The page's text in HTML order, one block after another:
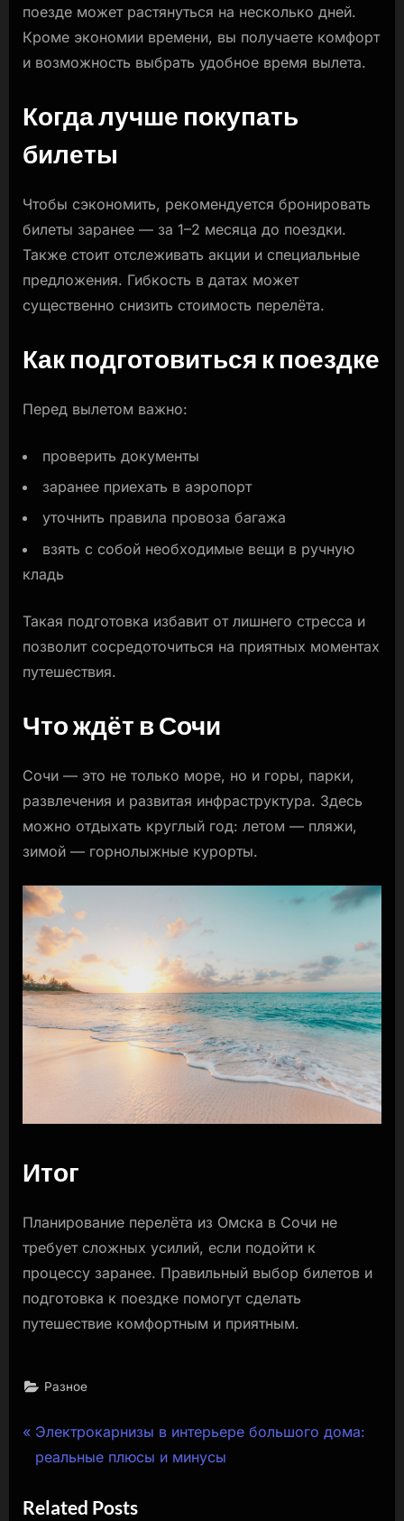
поезде может растянуться на несколько дней.
Кроме экономии времени, вы получаете комфорт
и возможность выбрать удобное время вылета.
Когда лучше покупать
билеты
Чтобы сэкономить, рекомендуется бронировать
билеты заранее — за 1–2 месяца до поездки.
Также стоит отслеживать акции и специальные
предложения. Гибкость в датах может
существенно снизить стоимость перелёта.
Как подготовиться к поездке
Перед вылетом важно:
проверить документы
заранее приехать в аэропорт
уточнить правила провоза багажа
взять с собой необходимые вещи в ручную
кладь
Такая подготовка избавит от лишнего стресса и
позволит сосредоточиться на приятных моментах
путешествия.
Что ждёт в Сочи
Сочи — это не только море, но и горы, парки,
развлечения и развитая инфраструктура. Здесь
можно отдыхать круглый год: летом — пляжи,
зимой — горнолыжные курорты.
Итог
Планирование перелёта из Омска в Сочи не
требует сложных усилий, если подойти к
процессу заранее. Правильный выбор билетов и
подготовка к поездке помогут сделать
путешествие комфортным и приятным.
Разное
Навигация
по
записям
P
r
v
Электрокарнизы в интерьере большого дома:
реальные плюсы и минусы
Related Posts